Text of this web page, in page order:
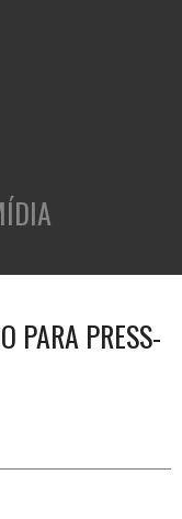
PARA PRESS-